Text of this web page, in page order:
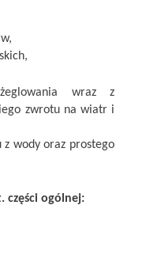
wraz z
zwrotu na wiatr i
wody oraz prostego
części ogólnej: